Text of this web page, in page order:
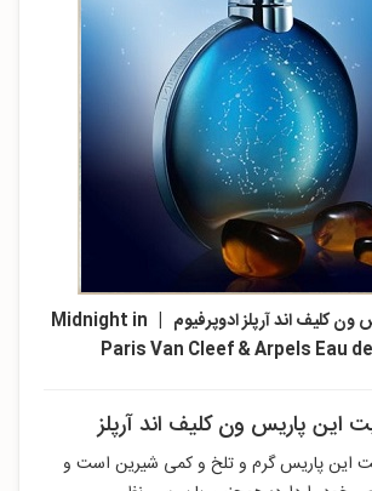
میدنایت این پاریس ون کلیف اند آرپلز ادوپرفیوم | Midnight in
Paris Van Cleef & Arpels Eau
این پاریس ون کلیف اند آرپلز
این پاریس گرم و تلخ و کمی شیرین است و